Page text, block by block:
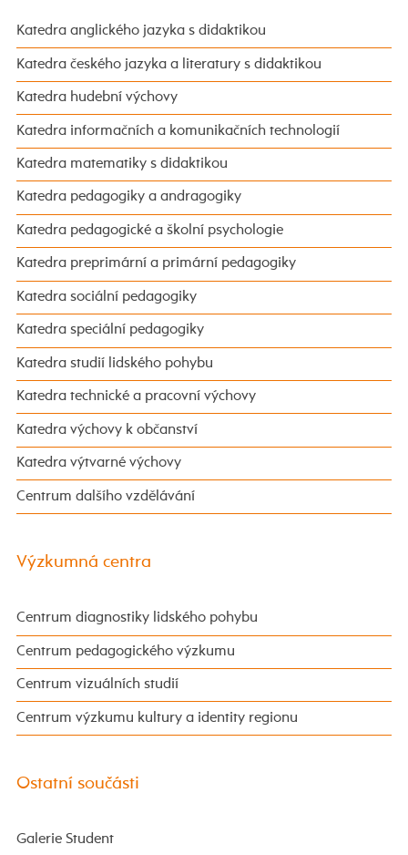
Katedra anglického jazyka s didaktikou
Katedra českého jazyka a literatury s didaktikou
Katedra hudební výchovy
Katedra informačních a komunikačních technologií
Katedra matematiky s didaktikou
Katedra pedagogiky a andragogiky
Katedra pedagogické a školní psychologie
Katedra preprimární a primární pedagogiky
Katedra sociální pedagogiky
Katedra speciální pedagogiky
Katedra studií lidského pohybu
Katedra technické a pracovní výchovy
Katedra výchovy k občanství
Katedra výtvarné výchovy
Centrum dalšího vzdělávání
Výzkumná centra
Centrum diagnostiky lidského pohybu
Centrum pedagogického výzkumu
Centrum vizuálních studií
Centrum výzkumu kultury a identity regionu
Ostatní součásti
Galerie Student